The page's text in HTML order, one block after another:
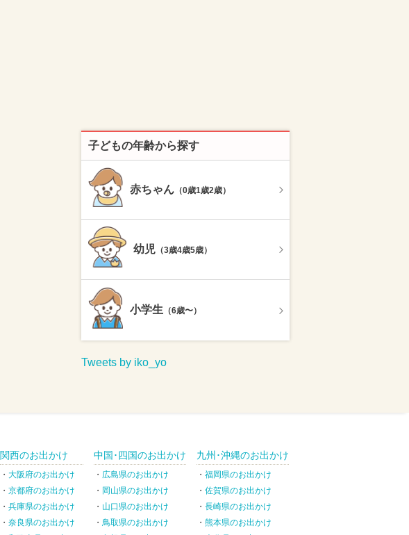
子どもの年齢から探す
赤ちゃん （0歳1歳2歳）
幼児 （3歳4歳5歳）
小学生 （6歳〜）
Tweets by iko_yo
関西のお出かけ
大阪府のお出かけ
京都府のお出かけ
兵庫県のお出かけ
奈良県のお出かけ
中国･四国のお出かけ
広島県のお出かけ
岡山県のお出かけ
山口県のお出かけ
鳥取県のお出かけ
九州･沖縄のお出かけ
福岡県のお出かけ
佐賀県のお出かけ
長崎県のお出かけ
熊本県のお出かけ